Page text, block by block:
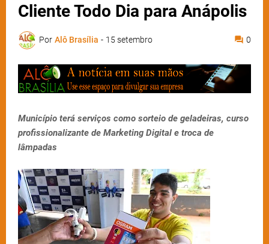
Cliente Todo Dia para Anápolis
Por Alô Brasília - 15 setembro 0
Município terá serviços como sorteio de geladeiras, curso
profissionalizante de Marketing Digital e troca de
lâmpadas